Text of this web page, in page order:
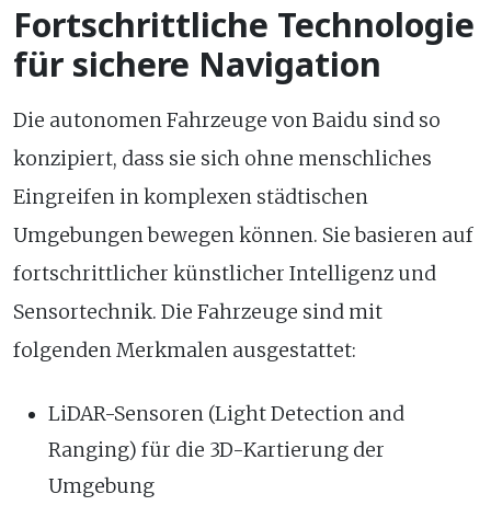
Fortschrittliche Technologie
für sichere Navigation
Die autonomen Fahrzeuge von Baidu sind so
konzipiert, dass sie sich ohne menschliches
Eingreifen in komplexen städtischen
Umgebungen bewegen können. Sie basieren auf
fortschrittlicher künstlicher Intelligenz und
Sensortechnik. Die Fahrzeuge sind mit
folgenden Merkmalen ausgestattet:
LiDAR-Sensoren (Light Detection and
Ranging) für die 3D-Kartierung der
Umgebung